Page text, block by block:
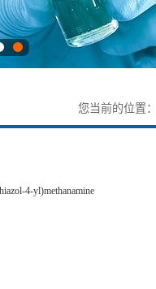
您当前的位置：
4-yl)methanamine